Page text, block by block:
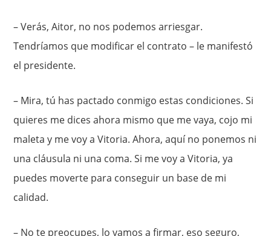
– Verás, Aitor, no nos podemos arriesgar.
Tendríamos que modificar el contrato – le manifestó
el presidente.
– Mira, tú has pactado conmigo estas condiciones. Si
quieres me dices ahora mismo que me vaya, cojo mi
maleta y me voy a Vitoria. Ahora, aquí no ponemos ni
una cláusula ni una coma. Si me voy a Vitoria, ya
puedes moverte para conseguir un base de mi
calidad.
– No te preocupes, lo vamos a firmar, eso seguro,